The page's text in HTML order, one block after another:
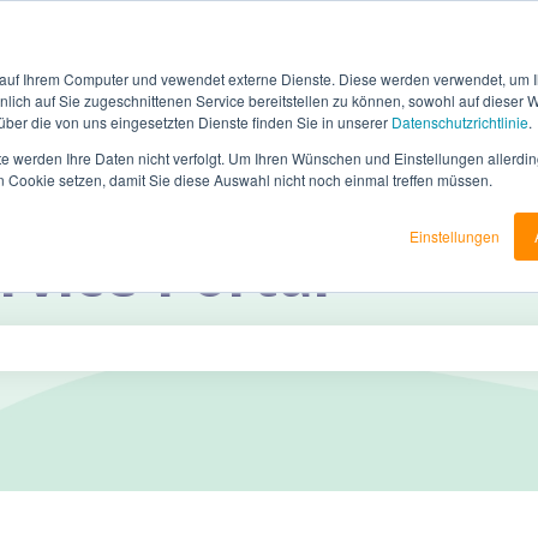
Ihrem Computer und vewendet externe Dienste. Diese werden verwendet, um
auf Sie zugeschnittenen Service bereitstellen zu können, sowohl auf dieser
die von uns eingesetzten Dienste finden Sie in unserer Datenschutzrichtlinie.
werden Ihre Daten nicht verfolgt. Um Ihren Wünschen und Einstellungen
setzen, damit Sie diese Auswahl nicht noch einmal treffen müssen.
Einstellungen
Portal